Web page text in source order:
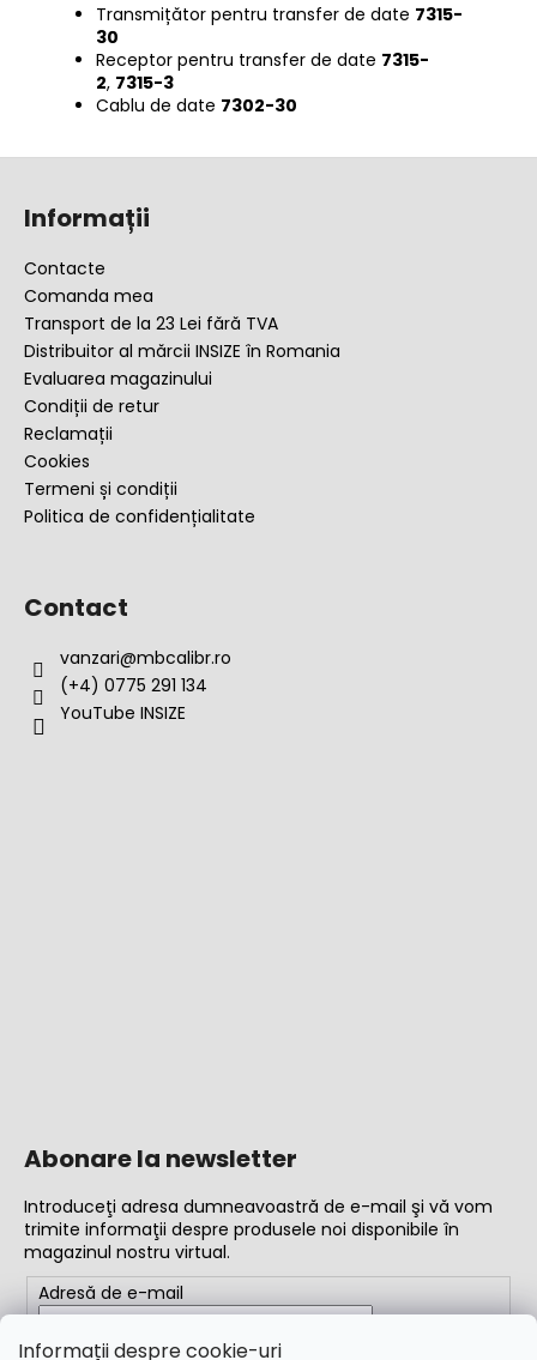
Informații despre cookie-uri
Transmițător pentru transfer de date 7315-
30
Receptor pentru transfer de date 7315-
2, 7315-3
Cablu de date 7302-30
Informații
Contacte
Comanda mea
Transport de la 23 Lei fără TVA
Distribuitor al mărcii INSIZE în Romania
Evaluarea magazinului
Condiții de retur
Reclamații
Cookies
Termeni și condiții
Politica de confidențialitate
Contact
vanzari@mbcalibr.ro
(+4) 0775 291 134
YouTube INSIZE
Abonare la newsletter
Introduceţi adresa dumneavoastră de e-mail şi vă vom
trimite informaţii despre produsele noi disponibile în
magazinul nostru virtual.
Adresă de e-mail
Completând adresa de e-mail, acceptați